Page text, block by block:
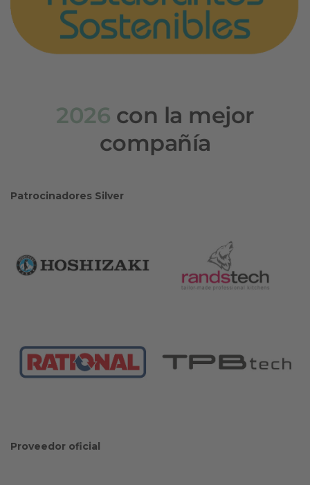
2026 con la mejor
compañía
Patrocinadores Silver
Proveedor oficial